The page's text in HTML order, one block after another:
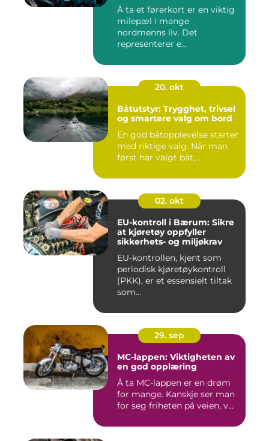
Å ta et førerkort er en viktig
milepæl i mange
nordmenns liv. Det
representerer e...
20. okt
Båtutstyr: Trygghet, trivsel
og smartere valg om bord
En god båtopplevelse starter
med riktige valg. Når man
først har valgt båt,...
02. okt
EU-kontroll i Bærum: Sikre
at kjøretøy oppfyller
sikkerhets- og miljøkrav
EU-kontrollen, kjent som
periodisk kjøretøykontroll
(PKK), er et essensielt tiltak
som...
29. sep
MC-lappen: Viktigheten av
en god opplæring
Å ta MC-lappen er en drøm
for mange. Kanskje ser man
for seg friheten på veien, v...